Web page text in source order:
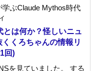
学ぶClaude Mythos時代
は何か？怪しいニュ
くろちゃんの情報リ
回)
を見ていました。 する